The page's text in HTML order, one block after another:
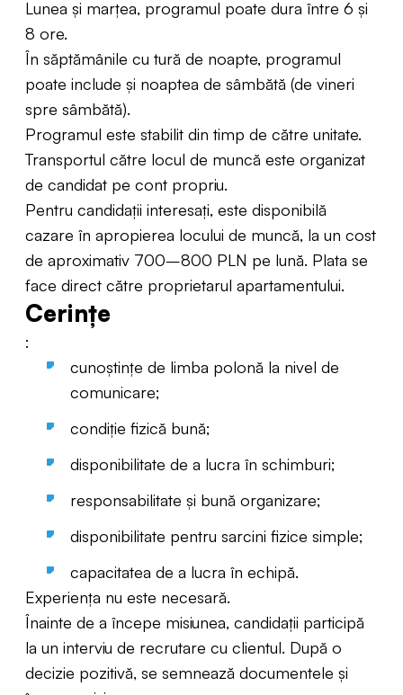
Lunea și marțea, programul poate dura între 6 și
8 ore.
În săptămânile cu tură de noapte, programul
poate include și noaptea de sâmbătă (de vineri
spre sâmbătă).
Programul este stabilit din timp de către unitate.
Transportul către locul de muncă este organizat
de candidat pe cont propriu.
Pentru candidații interesați, este disponibilă
cazare în apropierea locului de muncă, la un cost
de aproximativ 700–800 PLN pe lună. Plata se
face direct către proprietarul apartamentului.
Cerințe
:
cunoștințe de limba polonă la nivel de
comunicare;
condiție fizică bună;
disponibilitate de a lucra în schimburi;
responsabilitate și bună organizare;
disponibilitate pentru sarcini fizice simple;
capacitatea de a lucra în echipă.
Experiența nu este necesară.
Înainte de a începe misiunea, candidații participă
la un interviu de recrutare cu clientul. După o
decizie pozitivă, se semnează documentele și